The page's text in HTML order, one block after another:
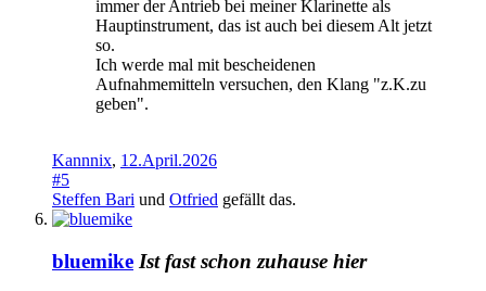
immer der Antrieb bei meiner Klarinette als
Hauptinstrument, das ist auch bei diesem Alt jetzt
so.
Ich werde mal mit bescheidenen
Aufnahmemitteln versuchen, den Klang "z.K.zu
geben".
Kannnix, 12.April.2026
#5
Steffen Bari und Otfried gefällt das.
bluemike Ist fast schon zuhause hier